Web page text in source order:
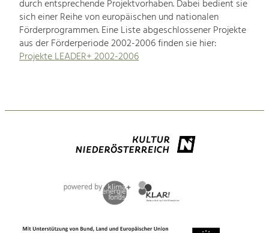
durch entsprechende Projektvorhaben. Dabei bedient sie
sich einer Reihe von europäischen und nationalen
Förderprogrammen. Eine Liste abgeschlossener Projekte
aus der Förderperiode 2002-2006 finden sie hier:
Projekte LEADER+ 2002-2006